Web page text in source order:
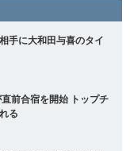
手に大和田与喜のタイ
前合宿を開始 トップチ
る